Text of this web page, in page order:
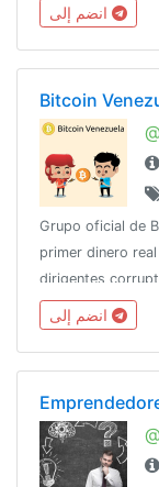
Programado en
Bitcoin
Grupo oficial de
primer dinero
dirigentes
Puedes enviar